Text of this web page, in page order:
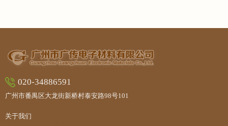
关于我们
020-34886591
广州市番禺区大龙街新桥村泰安路98号101